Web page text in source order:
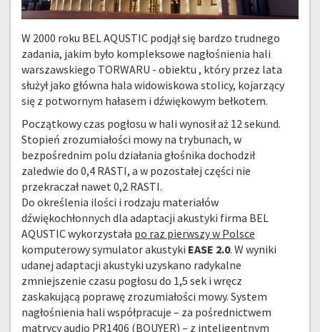
W 2000 roku BEL AQUSTIC podjął się bardzo trudnego
zadania, jakim było kompleksowe nagłośnienia hali
warszawskiego TORWARU - obiektu , który przez lata
służył jako główna hala widowiskowa stolicy, kojarzący
się z potwornym hałasem i dźwiękowym bełkotem.
Początkowy czas pogłosu w hali wynosił aż 12 sekund.
Stopień zrozumiałości mowy na trybunach, w
bezpośrednim polu działania głośnika dochodził
zaledwie do 0,4 RASTI, a w pozostałej części nie
przekraczał nawet 0,2 RASTI.
Do określenia ilości i rodzaju materiałów
dźwiękochłonnych dla adaptacji akustyki firma BEL
AQUSTIC wykorzystała po raz pierwszy w Polsce
komputerowy symulator akustyki EASE 2.0. W wyniki
udanej adaptacji akustyki uzyskano radykalne
zmniejszenie czasu pogłosu do 1,5 sek i wręcz
zaskakującą poprawę zrozumiałości mowy. System
nagłośnienia hali współpracuje – za pośrednictwem
matrycy audio PR1406 (BOUYER) – z inteligentnym